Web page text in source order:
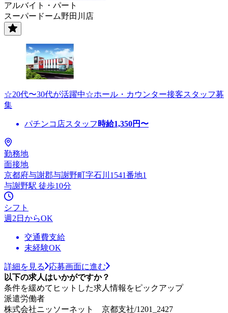
アルバイト・パート
スーパードーム野田川店
☆20代〜30代が活躍中☆ホール・カウンター接客スタッフ募
集
パチンコ店スタッフ 時給1,350円〜
勤務地
面接地
京都府与謝郡与謝野町字石川1541番地1
与謝野駅 徒歩10分
シフト
週2日からOK
交通費支給
未経験OK
詳細を見る
応募画面に進む
以下の求人はいかがですか？
条件を緩めてヒットした求人情報をピックアップ
派遣労働者
株式会社ニッソーネット 京都支社/1201_2427